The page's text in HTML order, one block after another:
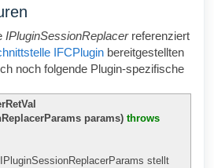
IPluginSessionReplacerreferenziert
IFCPlugin bereitgestellten
noch folgende Plugin-spezifische
params) throws
stellt